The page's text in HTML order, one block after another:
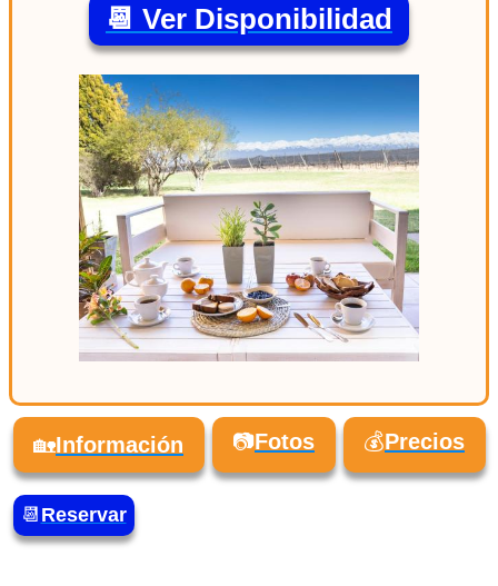
📆 Ver Disponibilidad
🏡Información 📷Fotos 💰Precios
📆 Reservar